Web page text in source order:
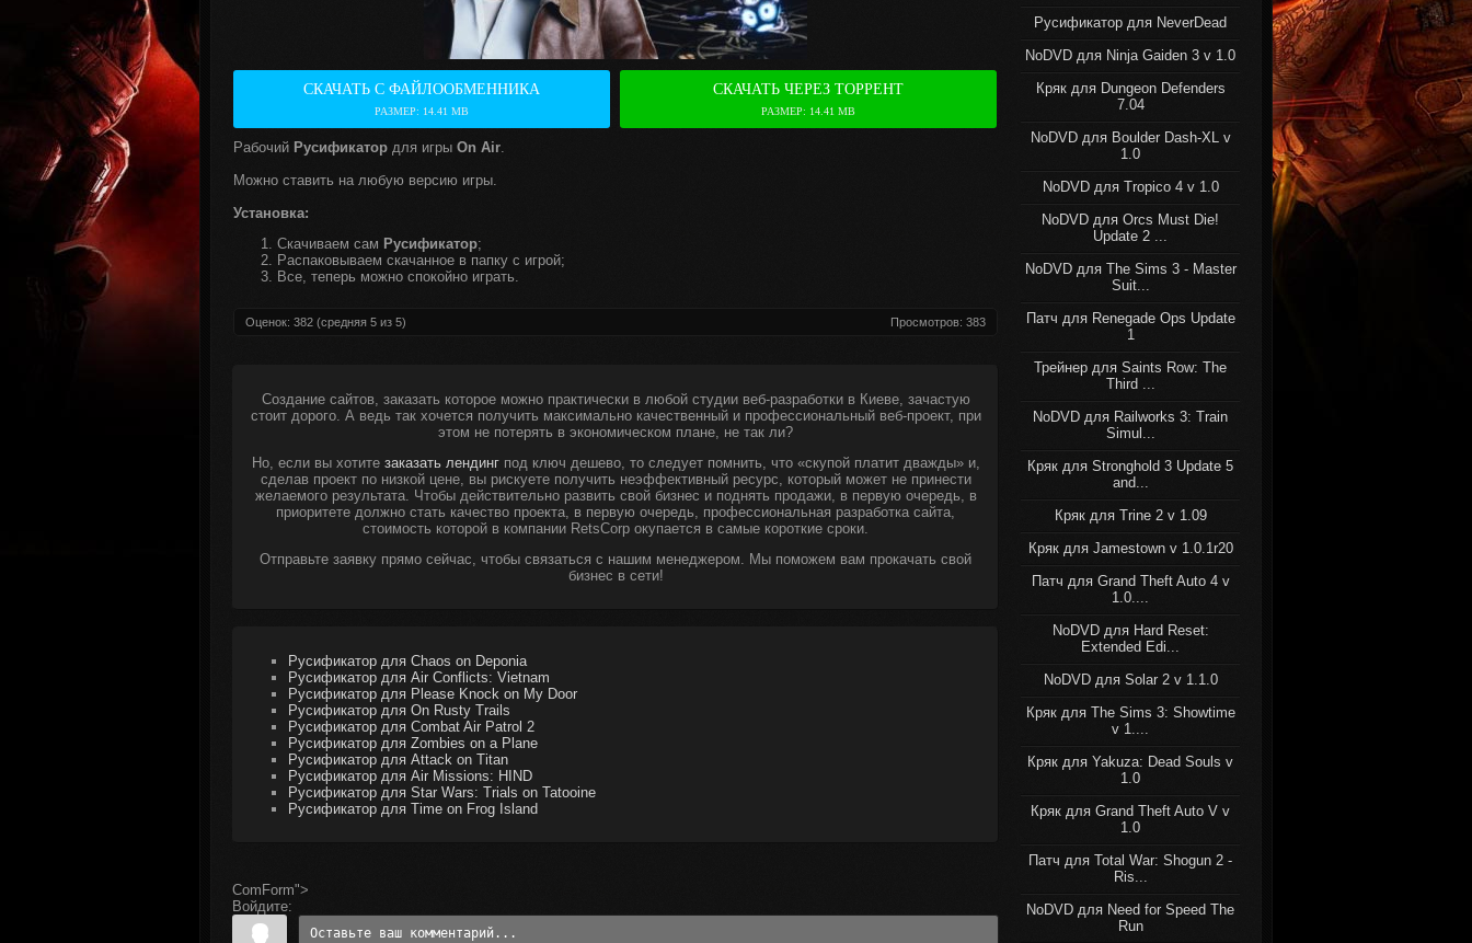
Русификатор для NeverDead
NoDVD для Ninja Gaiden 3 v 1.0
Кряк для Dungeon Defenders
7.04
NoDVD для Boulder Dash-XL v
1.0
NoDVD для Tropico 4 v 1.0
NoDVD для Orcs Must Die!
Update 2 ...
NoDVD для The Sims 3 - Master
Suit...
Патч для Renegade Ops Update
1
Трейнер для Saints Row: The
Third ...
NoDVD для Railworks 3: Train
Simul...
Кряк для Stronghold 3 Update 5
and...
Кряк для Trine 2 v 1.09
Кряк для Jamestown v 1.0.1r20
Патч для Grand Theft Auto 4 v
1.0....
NoDVD для Hard Reset:
Extended Edi...
NoDVD для Solar 2 v 1.1.0
Кряк для The Sims 3: Showtime
v 1....
Кряк для Yakuza: Dead Souls v
1.0
Кряк для Grand Theft Auto V v
1.0
Патч для Total War: Shogun 2 -
Ris...
NoDVD для Need for Speed The
Run
СКАЧАТЬ С ФАЙЛООБМЕННИКА
РАЗМЕР: 14.41 MB
СКАЧАТЬ ЧЕРЕЗ ТОРРЕНТ
РАЗМЕР: 14.41 MB
Рабочий Русификатор для игры On Air.
Можно ставить на любую версию игры.
Установка:
Скачиваем сам Русификатор;
Распаковываем скачанное в папку с игрой;
Все, теперь можно спокойно играть.
Просмотров: 383
Оценок: 382 (средняя 5 из 5)
Создание сайтов, заказать которое можно практически в любой студии веб-разработки в Киеве, зачастую
стоит дорого. А ведь так хочется получить максимально качественный и профессиональный веб-проект, при
этом не потерять в экономическом плане, не так ли?
Но, если вы хотите заказать лендингпод ключ дешево, то следует помнить, что «скупой платит дважды» и,
сделав проект по низкой цене, вы рискуете получить неэффективный ресурс, который может не принести
желаемого результата. Чтобы действительно развить свой бизнес и поднять продажи, в первую очередь, в
приоритете должно стать качество проекта, в первую очередь, профессиональная разработка сайта,
стоимость которой в компании RetsCorp окупается в самые короткие сроки.
Отправьте заявку прямо сейчас, чтобы связаться с нашим менеджером. Мы поможем вам прокачать свой
бизнес в сети!
Русификатор для Chaos on Deponia
Русификатор для Air Conflicts: Vietnam
Русификатор для Please Knock on My Door
Русификатор для On Rusty Trails
Русификатор для Combat Air Patrol 2
Русификатор для Zombies on a Plane
Русификатор для Attack on Titan
Русификатор для Air Missions: HIND
Русификатор для Star Wars: Trials on Tatooine
Русификатор для Time on Frog Island
ComForm">
Войдите: